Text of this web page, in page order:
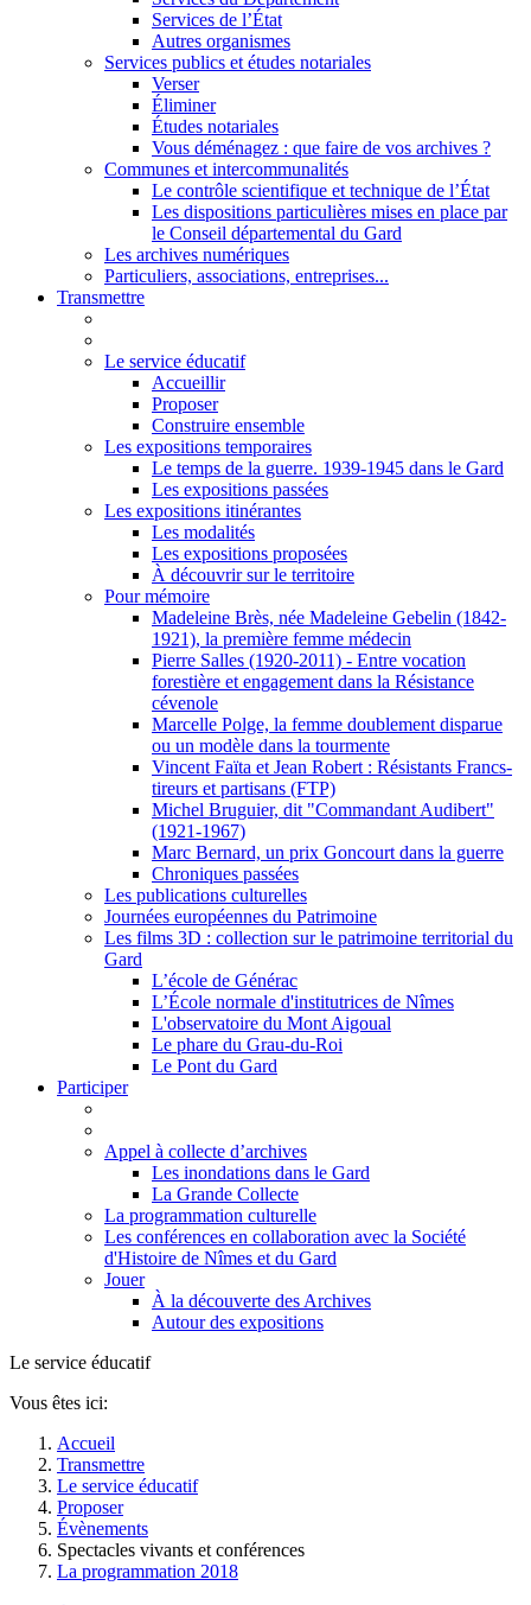
Services de l’État
Autres organismes
Services publics et études notariales
Verser
Éliminer
Études notariales
Vous déménagez : que faire de vos archives ?
Communes et intercommunalités
Le contrôle scientifique et technique de l’État
Les dispositions particulières mises en place par
le Conseil départemental du Gard
Les archives numériques
Particuliers, associations, entreprises...
Transmettre
Le service éducatif
Accueillir
Proposer
Construire ensemble
Les expositions temporaires
Le temps de la guerre. 1939-1945 dans le Gard
Les expositions passées
Les expositions itinérantes
Les modalités
Les expositions proposées
À découvrir sur le territoire
Pour mémoire
Madeleine Brès, née Madeleine Gebelin (1842-
1921), la première femme médecin
Pierre Salles (1920-2011) - Entre vocation
forestière et engagement dans la Résistance
cévenole
Marcelle Polge, la femme doublement disparue
ou un modèle dans la tourmente
Vincent Faïta et Jean Robert : Résistants Francs-
tireurs et partisans (FTP)
Michel Bruguier, dit "Commandant Audibert"
(1921-1967)
Marc Bernard, un prix Goncourt dans la guerre
Chroniques passées
Les publications culturelles
Journées européennes du Patrimoine
Les films 3D : collection sur le patrimoine territorial du
Gard
L’école de Générac
L’École normale d'institutrices de Nîmes
L'observatoire du Mont Aigoual
Le phare du Grau-du-Roi
Le Pont du Gard
Participer
Appel à collecte d’archives
Les inondations dans le Gard
La Grande Collecte
La programmation culturelle
Les conférences en collaboration avec la Société
d'Histoire de Nîmes et du Gard
Jouer
À la découverte des Archives
Autour des expositions
Le service éducatif
Vous êtes ici:
Accueil
Transmettre
Le service éducatif
Proposer
Évènements
Spectacles vivants et conférences
La programmation 2018